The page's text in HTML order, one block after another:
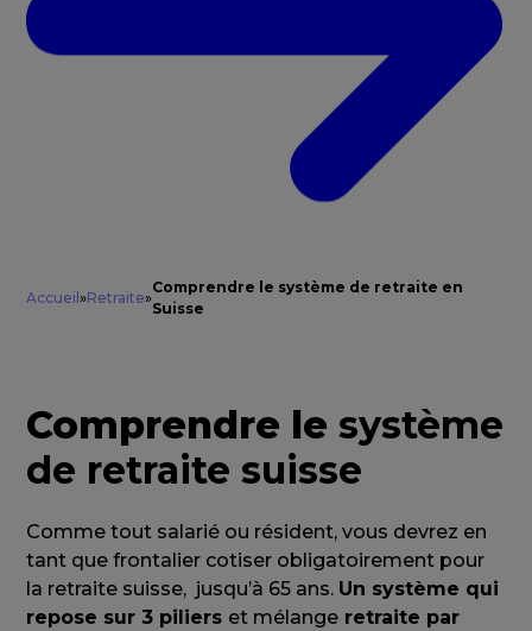
Accueil»Retraite»
Comprendre le système de retraite en
Suisse
Comprendre lesystème
de retraite suisse
Comme tout salarié ou résident, vous devrez en
tant que frontalier cotiser obligatoirement pour
la retraite suisse, jusqu’à 65 ans. Un système qui
repose sur 3 piliers et mélange retraite par